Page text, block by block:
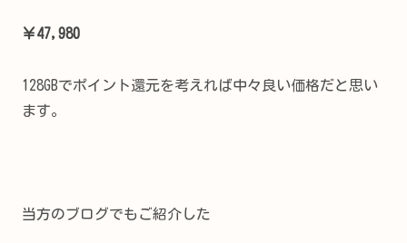
￥47,980
128GBでポイント還元を考えれば中々良い価格だと思い
ます。
当方のブログでもご紹介した